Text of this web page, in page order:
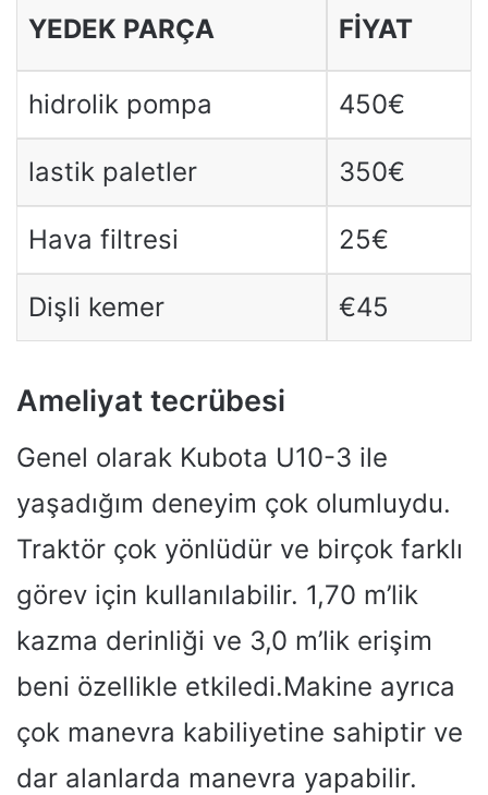
YEDEK PARÇA FIYAT
hidrolik pompa 450€
lastik paletler 350€
Hava filtresi 25€
Dişli kemer €45
Ameliyat tecrübesi
Genel olarak Kubota U10-3 ile
yaşadığım deneyim çok olumluydu.
Traktör çok yönlüdür ve birçok farklı
görev için kullanılabilir. 1,70 m’lik
kazma derinliği ve 3,0 m’lik erişim
beni özellikle etkiledi.Makine ayrıca
çok manevra kabiliyetine sahiptir ve
dar alanlarda manevra yapabilir.